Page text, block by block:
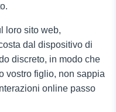
loro sito web,
dal dispositivo di
discreto, in modo che
vostro figlio, non sappia
online passo